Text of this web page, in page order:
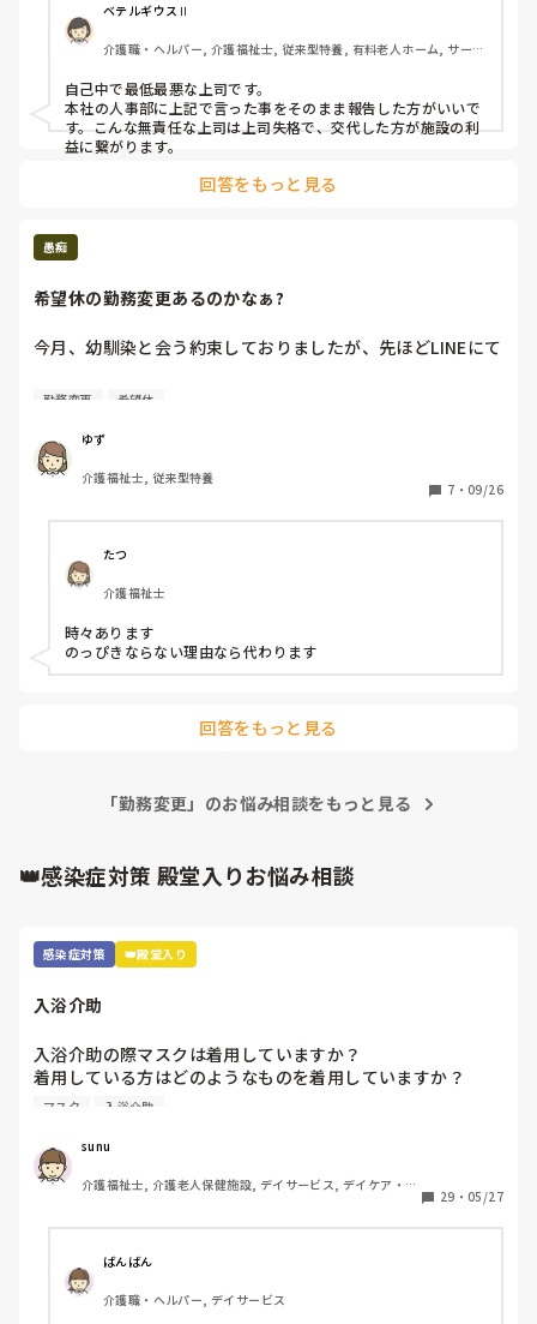
ベテルギウスⅡ
介護職・ヘルパー, 介護福祉士, 従来型特養, 有料老人ホーム, サービ
ット型特養
自己中で最低最悪な上司です。
本社の人事部に上記で言った事をそのまま報告した方がいいで
す。こんな無責任な上司は上司失格で、交代した方が施設の利
益に繋がります。
回答をもっと見る
愚痴
希望休の勤務変更あるのかなぁ?
今月、幼馴染と会う約束しておりましたが、先ほどLINEにて
「ごめん。そもそも行けなくなりたした。勤務変更で変われ
たが、希望休を勤務変更するってことあるのかなあ?
勤務変更 希望休
ゆず
介護福祉士, 従来型特養
7 ・ 09/26
たつ
介護福祉士
時々あります
のっぴきならない理由なら代わります
回答をもっと見る
「勤務変更」のお悩み相談をもっと見る
👑感染症対策 殿堂入りお悩み相談
感染症対策 👑殿堂入り
入浴介助
入浴介助の際マスクは着用していますか？
着用している方はどのようなものを着用していますか？
😓アドバイスください！
マスク 入浴介助
sunu
介護福祉士, 介護老人保健施設, デイサービス, デイケア・通
29 ・ 05/27
ばんばん
介護職・ヘルパー, デイサービス